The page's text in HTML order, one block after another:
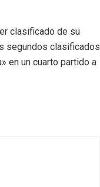
clasificado de su
segundos clasificados
en un cuarto partido a